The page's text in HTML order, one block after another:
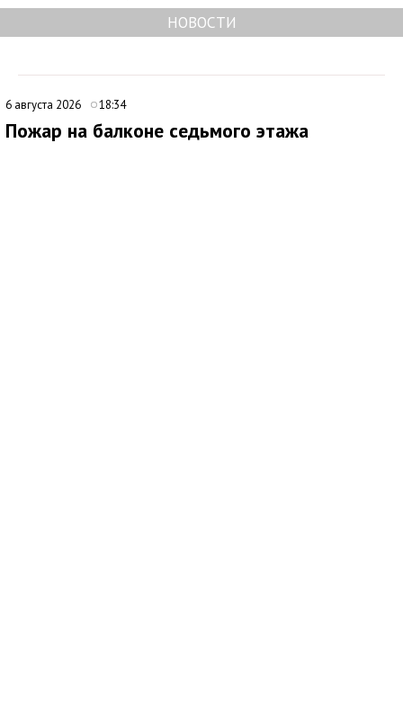
НОВОСТИ
6 августа 2026 18:34
Пожар на балконе седьмого этажа